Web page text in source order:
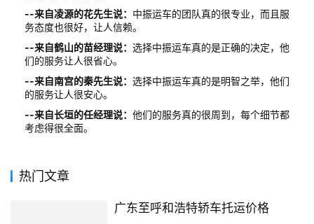
--来自凌源的花先生说： 中振运车的团队真的很专业，而且服
务态度也很好，让人信赖。
--来自鹤山的苗经理说： 选择中振运车真的是正确的决定，他
们的服务让人很省心。
--来自南宫的秦先生说： 选择中振运车真的是明智之举，他们
的服务让人很安心。
--来自长垣的任经理说： 他们的服务真的很周到，每个细节都
考虑得很全面。
热门文章
广东至呼和浩特轿车托运价格